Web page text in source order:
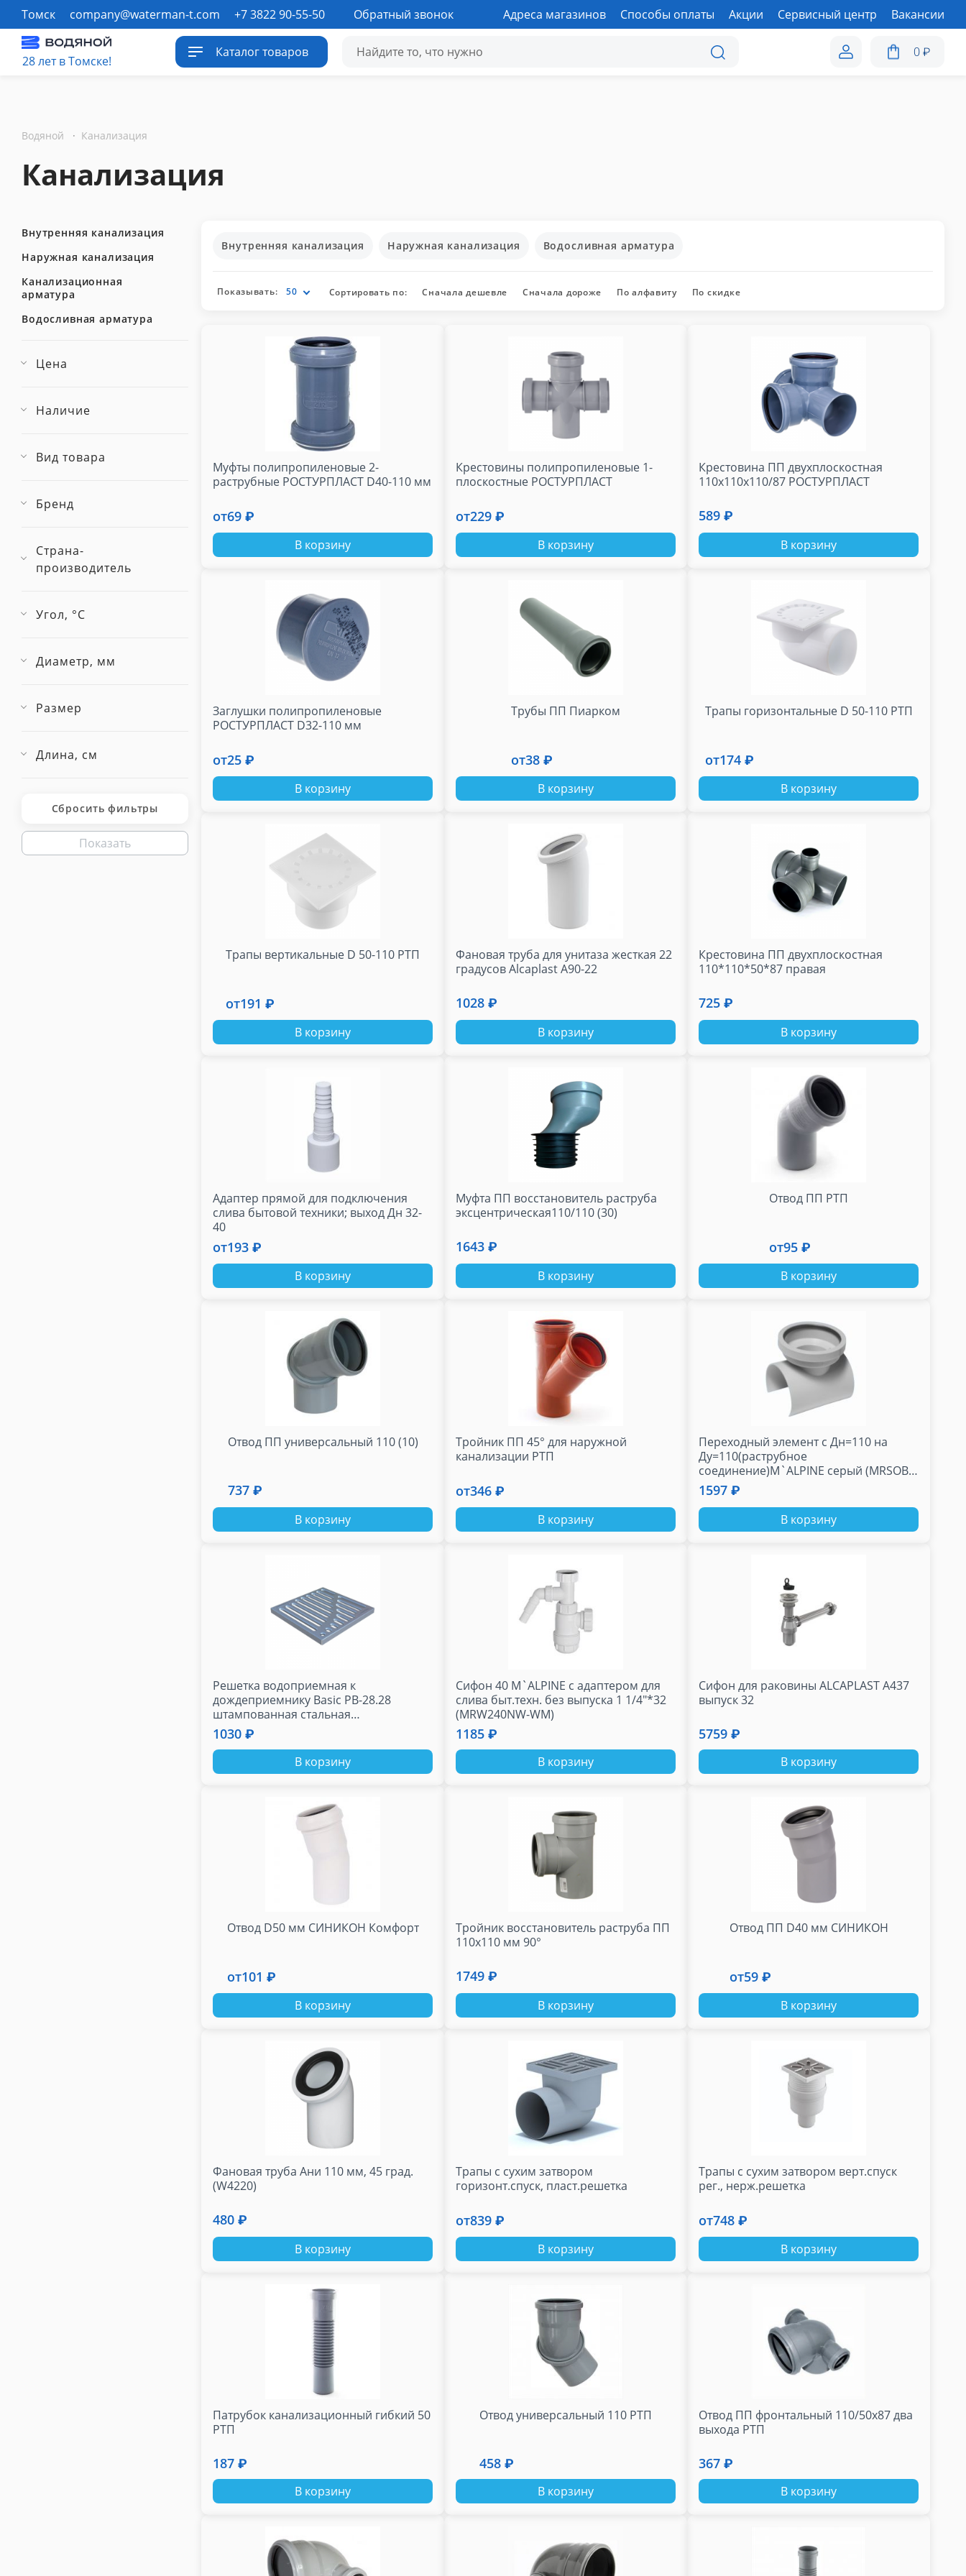
Томск company@waterman-t.com +7 3822 90-55-50 Обратный звонок Адреса магазинов Способы оплаты Акции Сервисный центр Вакансии
28 лет в Томске!
Каталог товаров 0₽
Водяной · Канализация
Канализация
Внутренняя канализация
Наружная канализация
Канализационная
арматура
Водосливная арматура
Цена
Наличие
Вид товара
Бренд
Страна-
производитель
Угол, °С
Диаметр, мм
Размер
Длина, см
Сбросить фильтры
Показать
Внутренняя канализация Наружная канализация Водосливная арматура
Показывать: 50 Сортировать по: Сначала дешевле Сначала дороже По алфавиту По скидке
Муфты полипропиленовые 2-
раструбные РОСТУРПЛАСТ D40-110 мм
от69 ₽
В корзину
Крестовины полипропиленовые 1-
плоскостные РОСТУРПЛАСТ
от229 ₽
В корзину
Крестовина ПП двухплоскостная
110х110х110/87 РОСТУРПЛАСТ
589 ₽
В корзину
Заглушки полипропиленовые
РОСТУРПЛАСТ D32-110 мм
от25 ₽
В корзину
Трубы ПП Пиарком
от38 ₽
В корзину
Трапы горизонтальные D 50-110 РТП
от174 ₽
В корзину
Трапы вертикальные D 50-110 РТП
от191 ₽
В корзину
Фановая труба для унитаза жесткая 22
градусов Alcaplast A90-22
1028 ₽
В корзину
Крестовина ПП двухплоскостная
110*110*50*87 правая
725 ₽
В корзину
Адаптер прямой для подключения
слива бытовой техники; выход Дн 32-
40
от193 ₽
В корзину
Муфта ПП восстановитель раструба
эксцентрическая110/110 (30)
1643 ₽
В корзину
Отвод ПП РТП
от95 ₽
В корзину
Отвод ПП универсальный 110 (10)
737 ₽
В корзину
Тройник ПП 45° для наружной
канализации РТП
от346 ₽
В корзину
Переходный элемент с Дн=110 на
Ду=110(раструбное
соединение)M`ALPINE серый (MRSOB-
110)
1597 ₽
В корзину
Решетка водоприемная к
дождеприемнику Basic РВ-28.28
штампованная стальная
оцинкованная "вершина"
1030 ₽
В корзину
Сифон 40 M`ALPINE с адаптером для
слива быт.техн. без выпуска 1 1/4"*32
(MRW240NW-WМ)
1185 ₽
В корзину
Сифон для раковины ALCAPLAST A437
выпуск 32
5759 ₽
В корзину
Отвод D50 мм СИНИКОН Комфорт
от101 ₽
В корзину
Тройник восстановитель раструба ПП
110х110 мм 90°
1749 ₽
В корзину
Отвод ПП D40 мм СИНИКОН
от59 ₽
В корзину
Фановая труба Ани 110 мм, 45 град.
(W4220)
480 ₽
В корзину
Трапы с сухим затвором
горизонт.спуск, пласт.решетка
от839 ₽
В корзину
Трапы с сухим затвором верт.спуск
рег., нерж.решетка
от748 ₽
В корзину
Патрубок канализационный гибкий 50
РТП
187 ₽
В корзину
Отвод универсальный 110 РТП
458 ₽
В корзину
Отвод ПП фронтальный 110/50х87 два
выхода РТП
367 ₽
В корзину